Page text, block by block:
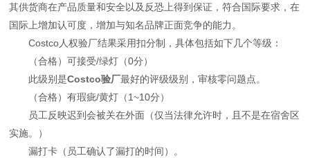
其供货商在产品质量和安全以及反恐上得到保证，符合国际要求，在
国际上增加认可度，增加与知名品牌正面竞争的能力。
Costco人权验厂结果采用扣分制，具体包括如下几个等级：
（合格）可接受/绿灯（0分）
此级别是Costco验厂最好的评级级别，审核零问题点。
（合格）有瑕疵/黄灯（1~10分）
员工反映迟到会被关在外面（仅当法律允许时，且不是在宿舍区
实施。）
漏打卡（员工确认了漏打的时间）。